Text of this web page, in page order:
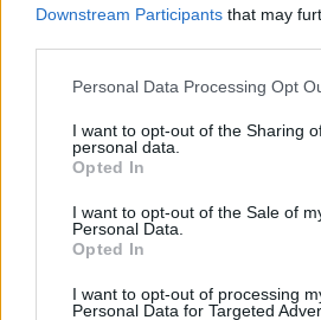
Downstream Participants that may
Please note that this website/app
not limited to your visit or usage
grant or deny consent to Google and
use your data for below specified
consent section.
Personal Data Processing Opt
I want to opt-out of the Sharing
personal data.
Opted In
I want to opt-out of the Sale of
Personal Data.
Opted In
I want to opt-out of processing
Personal Data for Targeted
,
más semmi,Mici néni két élete,Piros Ildikó,
Kéz a kézben az
önkéntesei 148 városban
2025.11.03.